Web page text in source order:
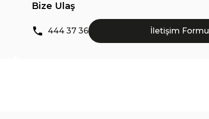
Bize Ulaş
444 37 36 İletişim Formu